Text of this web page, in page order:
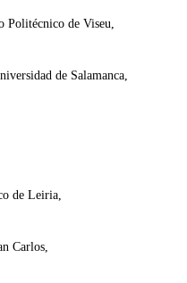
Politécnico de Viseu,
de Salamanca,
de Leiria,
Carlos,